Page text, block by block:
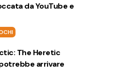
da YouTube e
The Heretic
arrivare